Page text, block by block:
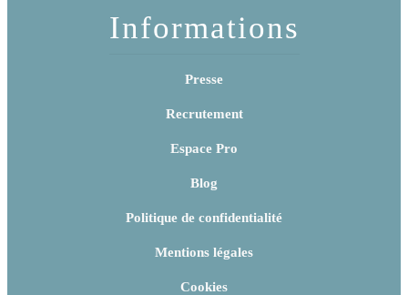
Informations
Presse
Recrutement
Espace Pro
Blog
Politique de confidentialité
Mentions légales
Cookies